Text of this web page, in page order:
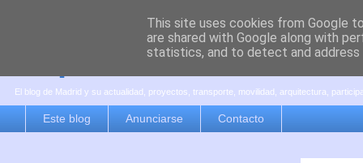
es por madrid
El blog de Madrid y su actualidad, proyectos, transporte, movilidad, arquitectura,
Este blog Anunciarse Contacto
This site uses cookies from Google
are shared with Google along with
statistics, and to detect and address